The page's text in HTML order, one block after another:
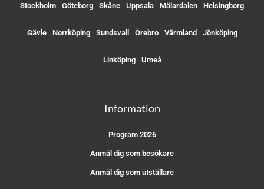
Stockholm Göteborg Skåne Uppsala Mälardalen Helsingborg
Gävle Norrköping Sundsvall Örebro Värmland Jönköping
Linköping Umeå
Information
Program 2026
Anmäl dig som besökare
Anmäl dig som utställare